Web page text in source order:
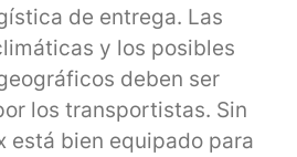
de entrega. Las
y los posibles
deben ser
los transportistas. Sin
está bien equipado para